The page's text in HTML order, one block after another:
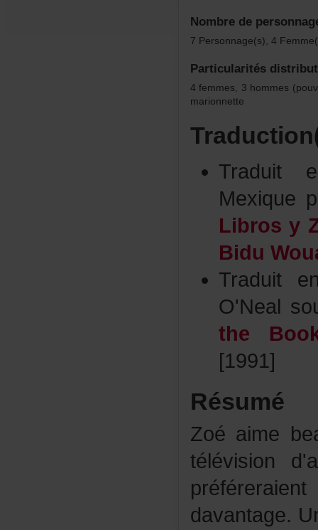
marionnette
[1991]
Résumé